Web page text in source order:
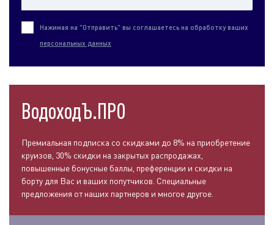
Нажимая на "Отправить" вы соглашаетесь на обработку ваших
персональных данных
ВодоходЪ.ПРО
Премиальная подписка со скидками до 8% на приобретение
круизов, 30% скидки на закрытых распродажах,
повышенные бонусные баллы, преференции и скидки на
борту для Вас и ваших попутчиков. Специальные
предложения от наших партнеров и многое другое.